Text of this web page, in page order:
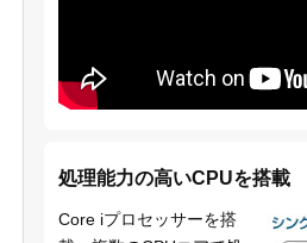
処理能力の高いCPUを搭載
Core iプロセッサーを搭